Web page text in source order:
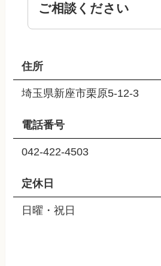
ご相談ください
住所
埼玉県新座市栗原5-12-3
電話番号
042-422-4503
定休日
日曜・祝日